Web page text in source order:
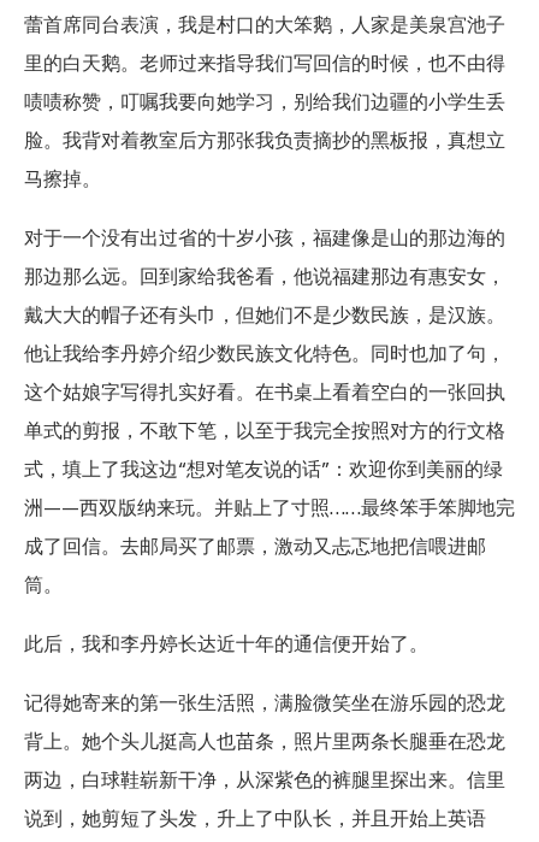
蕾首席同台表演，我是村口的大笨鹅，人家是美泉宫池子
里的白天鹅。老师过来指导我们写回信的时候，也不由得
啧啧称赞，叮嘱我要向她学习，别给我们边疆的小学生丢
脸。我背对着教室后方那张我负责摘抄的黑板报，真想立
马擦掉。
对于一个没有出过省的十岁小孩，福建像是山的那边海的
那边那么远。回到家给我爸看，他说福建那边有惠安女，
戴大大的帽子还有头巾，但她们不是少数民族，是汉族。
他让我给李丹婷介绍少数民族文化特色。同时也加了句，
这个姑娘字写得扎实好看。在书桌上看着空白的一张回执
单式的剪报，不敢下笔，以至于我完全按照对方的行文格
式，填上了我这边“想对笔友说的话”：欢迎你到美丽的绿
洲——西双版纳来玩。并贴上了寸照……最终笨手笨脚地完
成了回信。去邮局买了邮票，激动又忐忑地把信喂进邮
筒。
此后，我和李丹婷长达近十年的通信便开始了。
记得她寄来的第一张生活照，满脸微笑坐在游乐园的恐龙
背上。她个头儿挺高人也苗条，照片里两条长腿垂在恐龙
两边，白球鞋崭新干净，从深紫色的裤腿里探出来。信里
说到，她剪短了头发，升上了中队长，并且开始上英语